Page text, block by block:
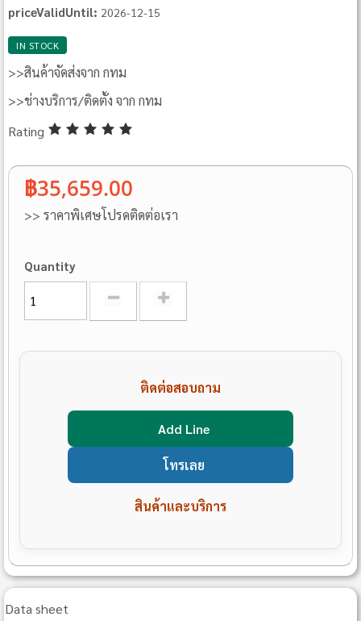
priceValidUntil: 2026-12-15
IN STOCK
>>สินค้าจัดส่งจาก กทม
>>ช่างบริการ/ติดตั้ง จาก กทม
Rating
฿35,659.00
>> ราคาพิเศษโปรดติดต่อเรา
Quantity
ติดต่อสอบถาม
Add Line
โทรเลย
สินค้าและบริการ
Data sheet